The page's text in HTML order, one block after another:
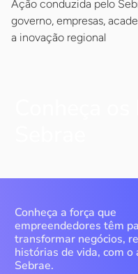
Ação conduzida pelo
governo, empresas,
a inovação regional
Conheça a força que
empreendedores têm
transformar negócios,
histórias de vida, com o
Sebrae.